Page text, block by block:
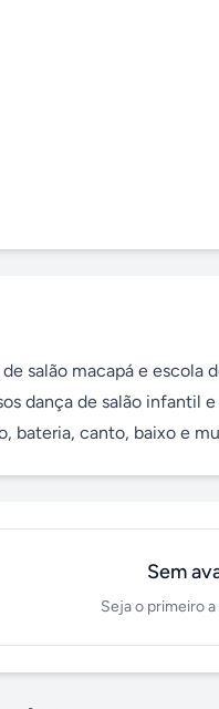
salão macapá e
dança de salão
bateria, canto, baixo e
Sem
Seja o primeiro